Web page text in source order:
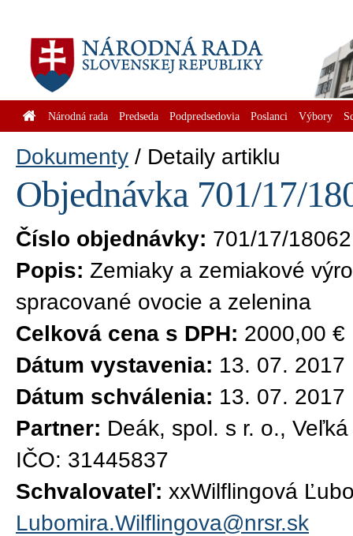
Národná rada Predseda Podpredsedovia Poslanci Výbory
Dokumenty Detaily artiklu
Objednávka 701/17/
Číslo objednávky: 701/17/18062
Popis: Zemiaky a zemiakové
spracované ovocie a zelenina
Celková cena s DPH: 2000,00 €
Dátum vystavenia: 13. 07. 2017
Dátum schválenia: 13. 07. 2017
Partner: Deák, spol. s r. o.,
IČO: 31445837
Schvalovateľ: xxWilflingová
Lubomira.Wilflingova@nrsr.sk